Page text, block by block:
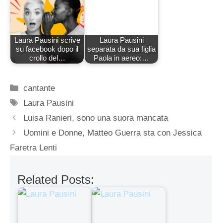
Laura Pausini scrive
su facebook dopo il
crollo del…
Laura Pausini
separata da sua figlia
Paola in aereo:…
Categorie
cantante
Tag
Laura Pausini
Luisa Ranieri, sono una suora mancata
Uomini e Donne, Matteo Guerra sta con Jessica
Faretra Lenti
Related Posts: